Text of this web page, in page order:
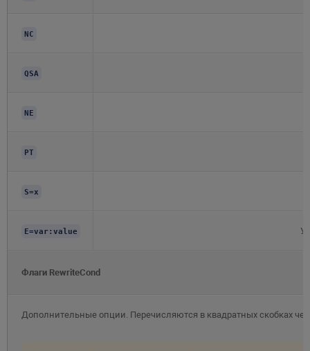
NC
QSA
NE
PT
S=x
E=var:value
Флаги RewriteCond
Дополнительные опции. Перечисляются в квадратных скобках